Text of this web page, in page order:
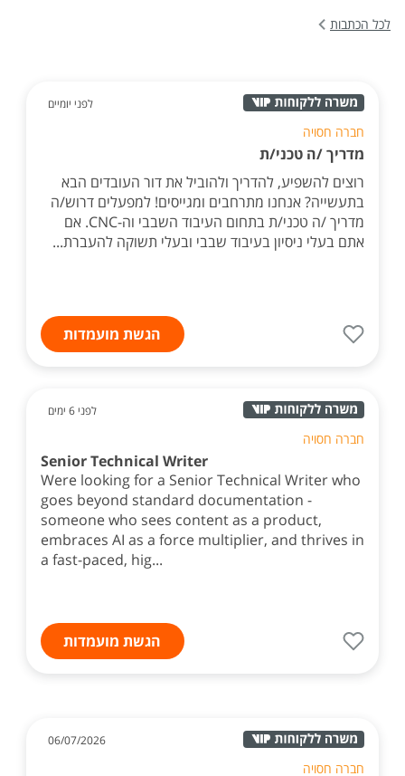
לכל הכתבות
לפני יומיים
חברה חסויה
מדריך /ה טכני/ת
רוצים להשפיע, להדריך ולהוביל את דור העובדים הבא
בתעשייה? אנחנו מתרחבים ומגייסים! למפעלים דרוש/ה
מדריך /ה טכני/ת בתחום העיבוד השבבי וה-CNC. אם
אתם בעלי ניסיון בעיבוד שבבי ובעלי תשוקה להעברת...
הגשת מועמדות
לפני 6 ימים
חברה חסויה
Senior Technical Writer
Were looking for a Senior Technical Writer who
goes beyond standard documentation -
someone who sees content as a product,
embraces AI as a force multiplier, and thrives in
a fast-paced, hig...
הגשת מועמדות
06/07/2026
חברה חסויה